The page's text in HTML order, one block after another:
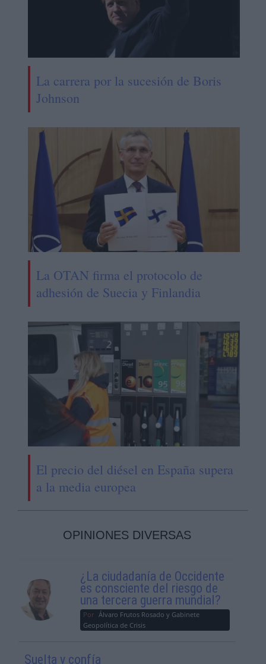
La carrera por la sucesión de Boris
Johnson
La OTAN firma el protocolo de
adhesión de Suecia y Finlandia
El precio del diésel en España supera
a la media europea
OPINIONES DIVERSAS
¿La ciudadanía de Occidente
es consciente del riesgo de
una tercera guerra mundial?
Por Álvaro Frutos Rosado y Gabinete
Geopolítica de Crisis
Suelta y confía